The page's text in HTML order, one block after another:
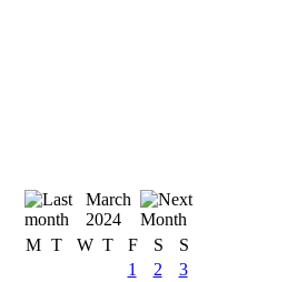
March
2024
M T W T F S
S
1
2
3